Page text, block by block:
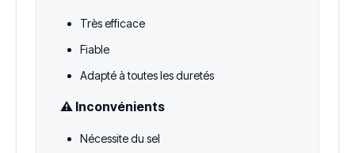
Très efficace
Fiable
Adapté à toutes les duretés
⚠️ Inconvénients
Nécessite du sel